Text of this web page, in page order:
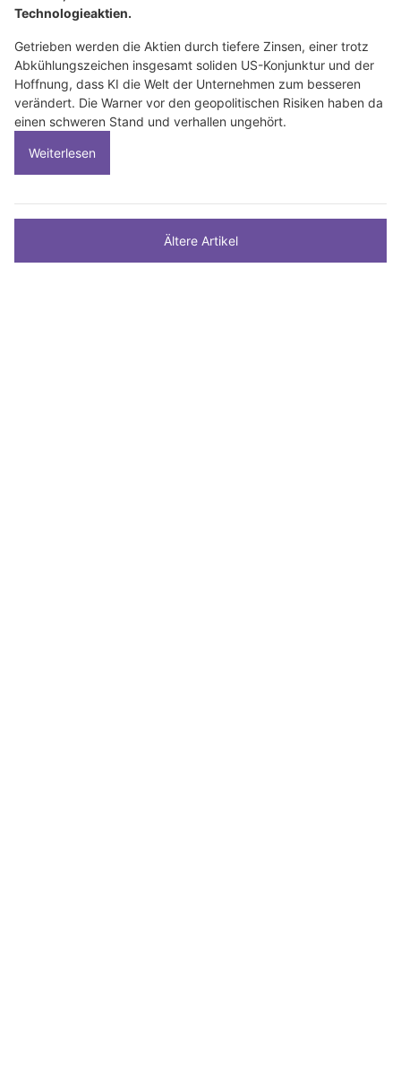
Technologieaktien.
Getrieben werden die Aktien durch tiefere Zinsen, einer trotz
Abkühlungszeichen insgesamt soliden US-Konjunktur und der
Hoffnung, dass KI die Welt der Unternehmen zum besseren
verändert. Die Warner vor den geopolitischen Risiken haben da
einen schweren Stand und verhallen ungehört.
Weiterlesen
Ältere Artikel